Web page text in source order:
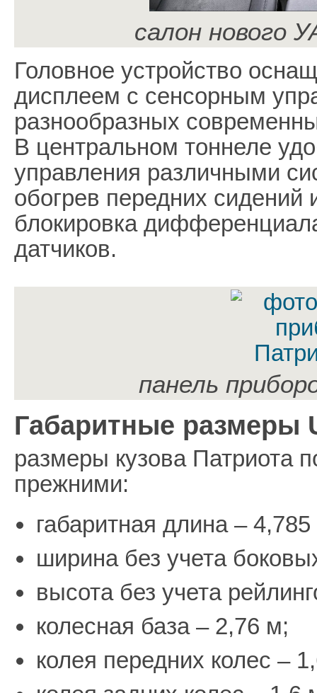
салон нового
Головное устройство
дисплеем с сенсорным
разнообразных
В центральном тоннеле
управления различными
обогрев передних сидений
блокировка
датчиков.
панель
Габаритные размеры
размеры кузова Патриота
прежними:
габаритная длина –
ширина без учета
высота без учета
колесная база – 2,76 м;
колея передних колес –